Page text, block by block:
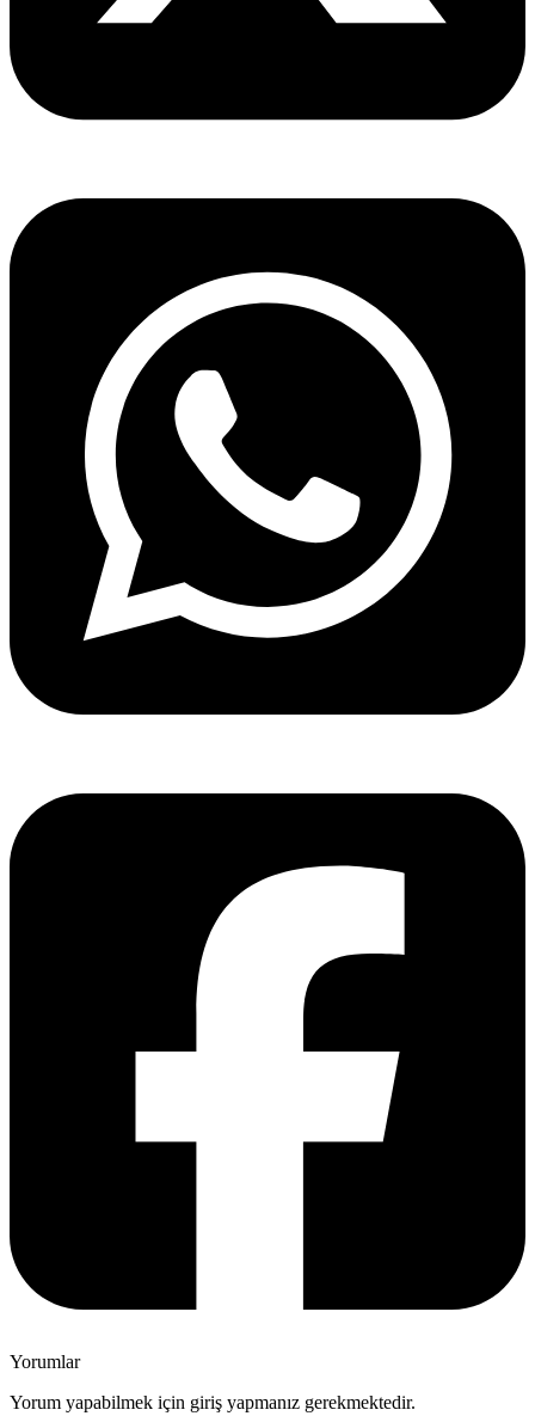
Yorumlar
Yorum yapabilmek için giriş yapmanız gerekmektedir.